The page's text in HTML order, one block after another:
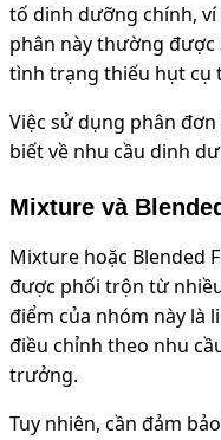
tố dinh dưỡng chính, ví
phân này thường
tình trạng thiếu hụt cụ
Việc sử dụng phân
biết về nhu cầu dinh
Mixture và
Mixture hoặc Blended
được phối trộn từ
điểm của nhóm này là
điều chỉnh theo nhu
trưởng.
Tuy nhiên, cần đảm